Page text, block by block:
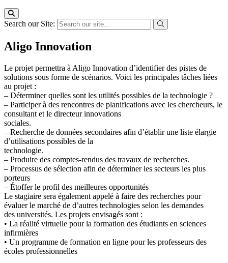
Search our Site:
Aligo Innovation
Le projet permettra à Aligo Innovation d’identifier des pistes de
solutions sous forme de scénarios. Voici les principales tâches liées
au projet :
– Déterminer quelles sont les utilités possibles de la technologie ?
– Participer à des rencontres de planifications avec les chercheurs, le
consultant et le directeur innovations
sociales.
– Recherche de données secondaires afin d’établir une liste élargie
d’utilisations possibles de la
technologie.
– Produire des comptes-rendus des travaux de recherches.
– Processus de sélection afin de déterminer les secteurs les plus
porteurs
– Étoffer le profil des meilleures opportunités
Le stagiaire sera également appelé à faire des recherches pour
évaluer le marché de d’autres technologies selon les demandes
des universités. Les projets envisagés sont :
• La réalité virtuelle pour la formation des étudiants en sciences
infirmières
• Un programme de formation en ligne pour les professeurs des
écoles professionnelles